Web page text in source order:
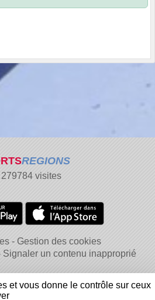
REGIONS
279784 visites
Gestion des cookies
Signaler un contenu inapproprié
et vous donne le contrôle sur ceux